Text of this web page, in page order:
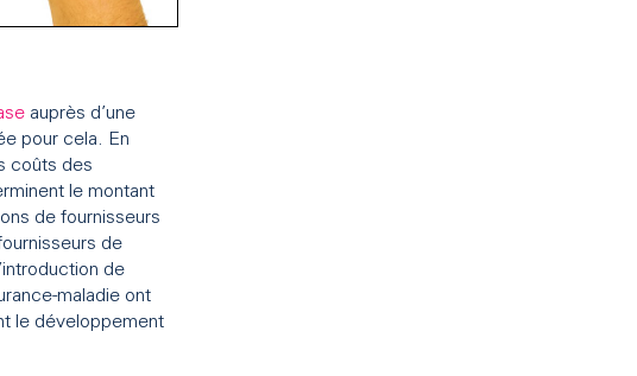
auprès d’une
pour cela. En
coûts des
le montant
de fournisseurs
de
de
maladie ont
le développement